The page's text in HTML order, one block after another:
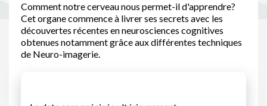
Comment notre cerveau nous permet-il d'apprendre?
Cet organe commence à livrer ses secrets avec les
découvertes récentes en neurosciences cognitives
obtenues notamment grâce aux différentes techniques
de Neuro-imagerie.